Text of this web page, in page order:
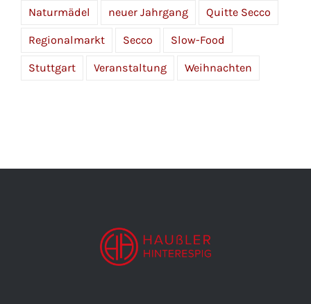
Naturmädel neuer Jahrgang Quitte Secco
Regionalmarkt Secco Slow-Food
Stuttgart Veranstaltung Weihnachten